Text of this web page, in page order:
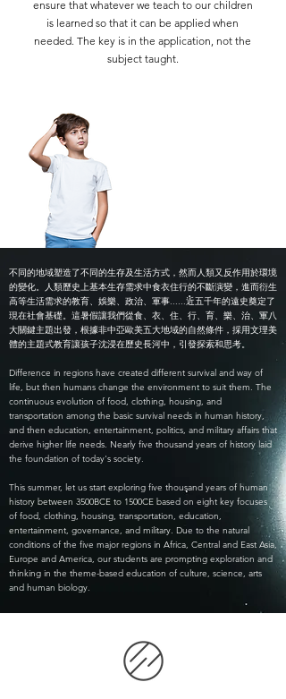
ensure that whatever we teach to our children
is learned so that it can be applied when
needed. The key is in the application, not the
subject taught.
不同的地域塑造了不同的生存及生活方式，然而人類又反作用於環境
的變化。人類歷史上基本生存需求中食衣住行的不斷演變，進而衍生
高等生活需求的教育、娛樂、政治、軍事......近五千年的遠史奠定了
現在社會基礎。這暑假讓我們從食、衣、住、行、育、樂、治、軍八
大關鍵主題出發，根據非中亞歐美五大地域的自然條件，採用文理美
體的主題式教育讓孩子沈浸在歷史長河中，引發探索和思考。
Difference in regions have created different survival and way of
life, but then humans change the environment to suit them. The
continuous evolution of food, clothing, housing, and
transportation among the basic survival needs in human history,
and then education, entertainment, politics, and military affairs that
derive higher life needs. Nearly five thousand years of history laid
the foundation of today's society.
This summer, let us start exploring five thousand years of human
history between 3500BCE to 1500CE based on eight key focuses
of food, clothing, housing, transportation, education,
entertainment, governance, and military. Due to the natural
conditions of the five major regions in Africa, Central and East Asia,
Europe and America, our students are prompting exploration and
thinking in the theme-based education of culture, science, arts
and human biology.